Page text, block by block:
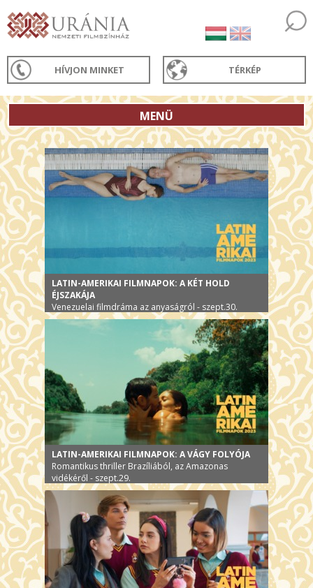
HÍVJON MINKET TÉRKÉP
MENÜ
LATIN-AMERIKAI FILMNAPOK: A KÉT HOLD
ÉJSZAKÁJA
Venezuelai filmdráma az anyaságról - szept.30.
LATIN-AMERIKAI FILMNAPOK: A VÁGY FOLYÓJA
Romantikus thriller Brazíliából, az Amazonas
vidékéről - szept.29.